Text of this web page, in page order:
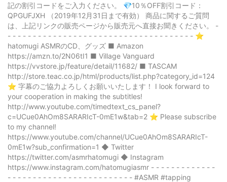
記の割引コードをご入力ください。 💎10％OFF割引コード：
QPGUFJXH （2019年12月31日まで有効） 商品に関するご質問
は、上記リンクの販売ページから販売元へ直接お聞きください。 -
- - - - - - - - - - - - - - - - - - - - - - - - - - - - - - - - - - - - - ⭐️
hatomugi ASMRのCD、グッズ ■ Amazon
https://amzn.to/2N06tI1 ■ Village Vanguard
https://vvstore.jp/feature/detail/11682/ ■ TASCAM
http://store.teac.co.jp/html/products/list.php?category_id=124
⭐️ 字幕のご協力よろしくお願いいたします！ I look forward to
your cooperation in making the subtitles!
http://www.youtube.com/timedtext_cs_panel?
c=UCue0AhOm8SARARIcT-0mE1w&tab=2 ⭐️ Please subscribe
to my channel!
https://www.youtube.com/channel/UCue0AhOm8SARARIcT-
0mE1w?sub_confirmation=1 ◆ Twitter
https://twitter.com/asmrhatomugi ◆ Instagram
https://www.instagram.com/hatomugiasmr - - - - - - - - - - - - -
- - - - - - - - - - - - - - - - - - - - - - - - - #ASMR #tapping